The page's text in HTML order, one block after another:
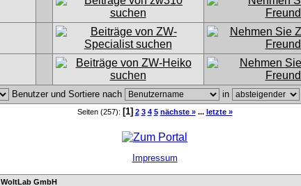
Benutzer und Sortiere nach in
Seiten (257): [1] 2 3 4 5 nächste » ... letzte »
Impressum
WoltLab GmbH